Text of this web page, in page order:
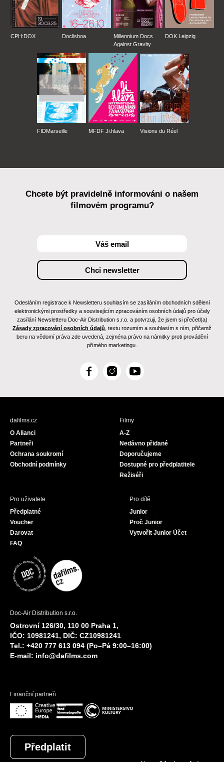
CPH:DOX Doclisboa
Millennium Docs
Against Gravity
DOK Leipzig
FIDMarseille MFDF Ji.hlava Visions du Réel
Chcete být pravidelně informováni o našem
filmovém programu?
Odesláním registrace k Newsletteru souhlasím se zasíláním obchodních sdělení
elektronickými prostředky a souvisejícím zpracováním osobních údajů pro účely
zasílání Newsletteru Doc-Air Distribution s.r.o. a potvrzuji, že jsem si přečetl(a)
Zásady zpracování osobních údajů , textu rozumím a souhlasím s ním, přičemž
beru na vědomí práva zde uvedená, zejména právo na námitky proti provádění
přímého marketingu.
F
c
I
s
Y
u
dafilms.cz
O Alianci
Partneři
Ochrana soukromí
Obchodní podmínky
Filmy
A-Z
Nedávno přidané
Doporučujeme
Dostupné pro předplatitele
Režiséři
Pro uživatele
Předplatné
Voucher
Darovat
FAQ
Pro dítě
Junior
Proč Junior
Vytvořit Junior Účet
Doc-Air Distribution s.r.o.
Ostrovní 126/30, 110 00 Praha 1,
IČO: 10981241, DIČ: CZ10981241
Tel.: +420 777 613 094 (Po–Pá 9:00–16:00)
E-mail: info@dafilms.com
Finanční partneři
Předplatit